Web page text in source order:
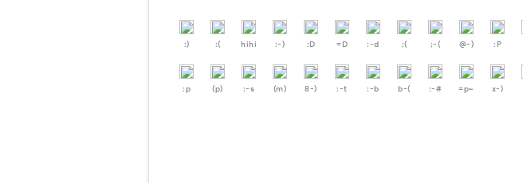
:) :( hihi :-) :D =D :-d ;( ;-( @-) :P
:p (p) :-s (m) 8-) :-t :-b b-( :-# =p~ x-)